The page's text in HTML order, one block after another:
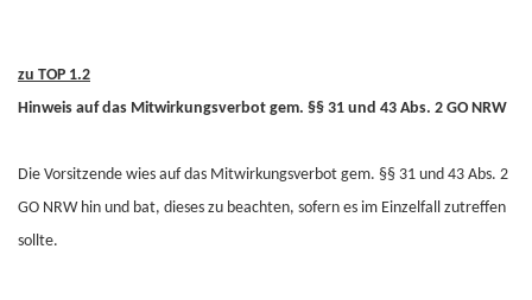
zu TOP 1.2
Hinweis auf das Mitwirkungsverbot gem. §§ 31 und 43 Abs. 2 GO NRW
Die Vorsitzende wies auf das Mitwirkungsverbot gem. §§ 31 und 43 Abs. 2
GO NRW hin und bat, dieses zu beachten, sofern es im Einzelfall zutreffen
sollte.